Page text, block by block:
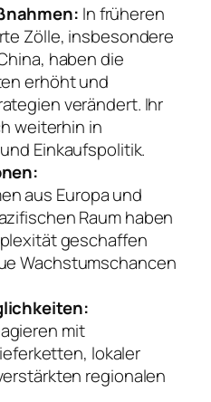
In früheren
Zölle, insbesondere
haben die
erhöht und
verändert. Ihr
weiterhin in
Einkaufspolitik.
aus Europa und
Raum haben
geschaffen
Wachstumschancen
mit
lokaler
regionalen